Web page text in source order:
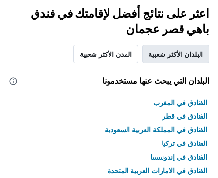
اعثر على نتائج أفضل لإقامتك في فندق
باهي قصر عجمان
البلدان الأكثر شعبية المدن الأكثر شعبية
البلدان التي يبحث عنها مستخدمونا
الفنادق في المغرب
الفنادق في قطر
الفنادق في المملكة العربية السعودية
الفنادق في تركيا
الفنادق في إندونيسيا
الفنادق في الامارات العربية المتحدة